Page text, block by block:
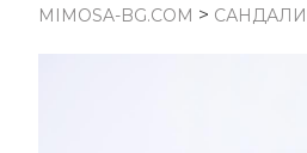
MIMOSA-BG.COM > САНДАЛИ